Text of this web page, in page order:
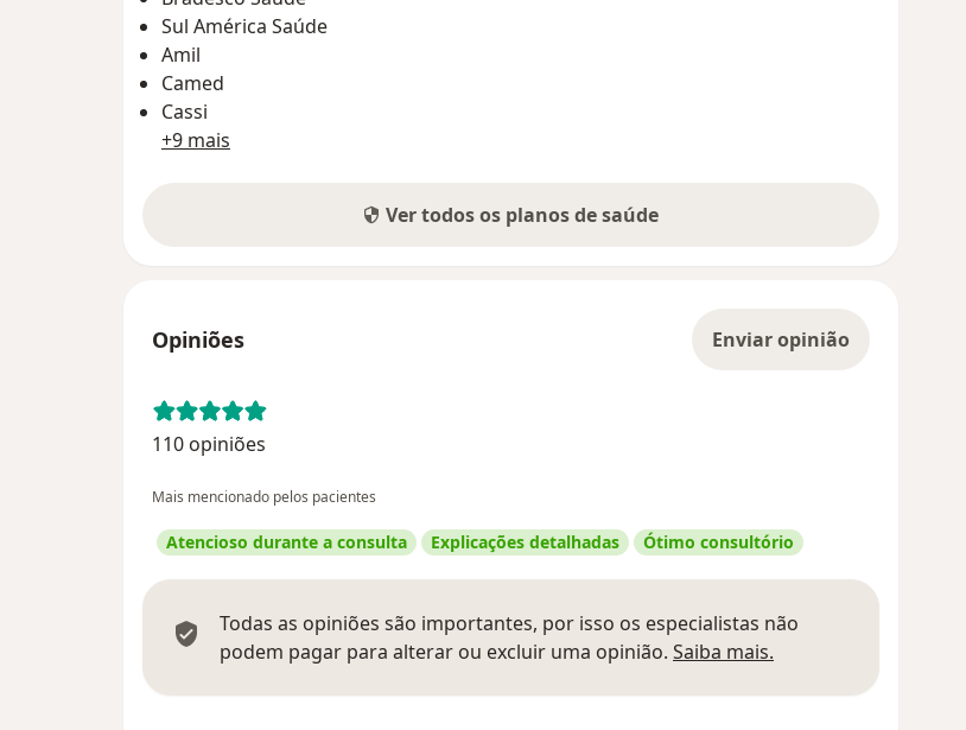
Sul América Saúde
Amil
Camed
Cassi
+9 mais
Ver todos os planos de saúde
Opiniões Enviar opinião
110 opiniões
Mais mencionado pelos pacientes
Atencioso durante a consulta Explicações detalhadas Ótimo consultório
Todas as opiniões são importantes, por isso os especialistas não
podem pagar para alterar ou excluir uma opinião. Saiba mais.